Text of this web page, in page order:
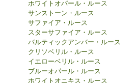
ホワイトオパール・ルース
サンストーン・ルース
サファイア・ルース
スターサファイア・ルース
バルティックアンバー・ルース
クリソベリル・ルース
イエローベリル・ルース
ブルーオパール・ルース
ホワイトオニキス・ルース